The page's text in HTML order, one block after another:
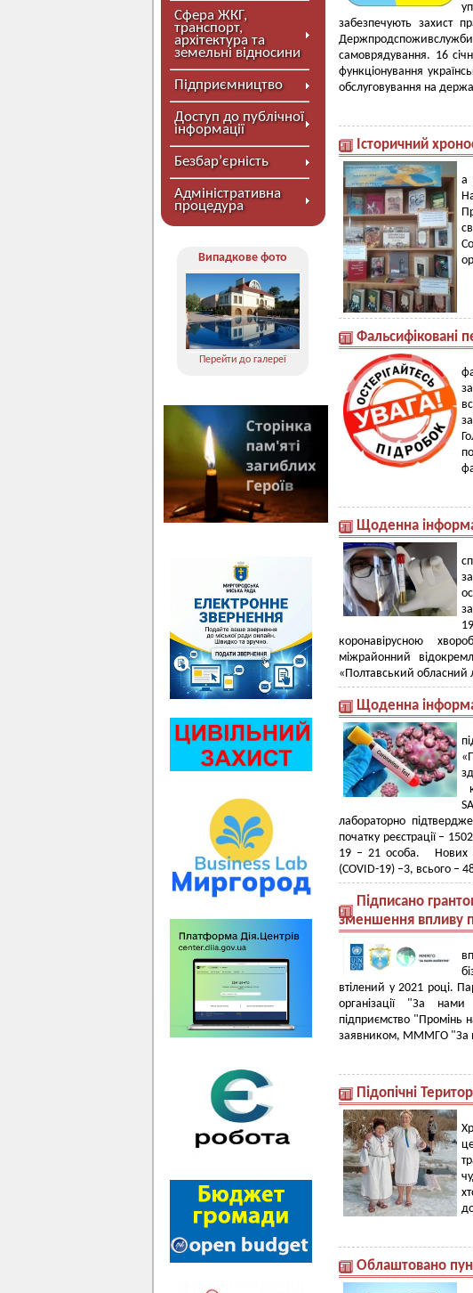
Сфера ЖКГ,
транспорт,
архітектура та
земельні відносини
Підприємництво
Доступ до публічної
інформації
Безбар’єрність
Адміністративна
процедура
Випадкове фото
Перейти до галереї
забезпечують захист
самоврядування. 16
функціонування
обслуговування на
Історичний
а
Фальсифіковані
Щоденна
коронавірусною
міжрайонний
«Полтавський обласний
Щоденна
лабораторно
початку реєстрації –
19 – 21 особа. Нових
(COVID-19) –3, всього –
Підписано
зменшення впливу
втілений у 2021 році.
організації "За
підприємство "Промінь
заявником, МММГО "За
Підопічні
Облаштовано